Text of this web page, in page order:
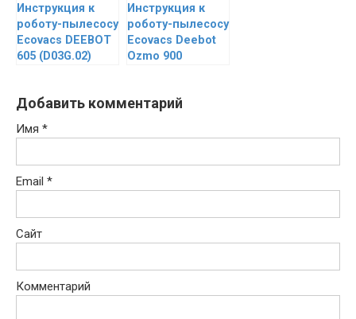
Инструкция к
роботу-пылесосу
Ecovacs DEEBOT
605 (D03G.02)
Инструкция к
роботу-пылесосу
Ecovacs Deebot
Ozmo 900
Добавить комментарий
Имя *
Email *
Сайт
Комментарий